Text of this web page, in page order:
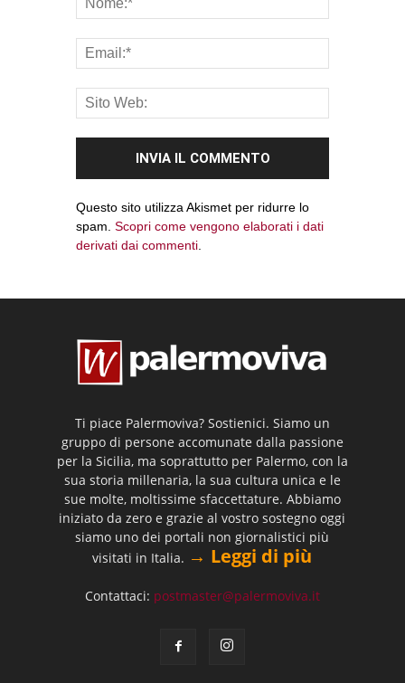
Questo sito utilizza Akismet per ridurre lo
spam. Scopri come vengono elaborati i dati
derivati dai commenti.
Ti piace Palermoviva? Sostienici. Siamo un
gruppo di persone accomunate dalla passione
per la Sicilia, ma soprattutto per Palermo, con la
sua storia millenaria, la sua cultura unica e le
sue molte, moltissime sfaccettature. Abbiamo
iniziato da zero e grazie al vostro sostegno oggi
siamo uno dei portali non giornalistici più
visitati in Italia. → Leggi di più
Contattaci: postmaster@palermoviva.it